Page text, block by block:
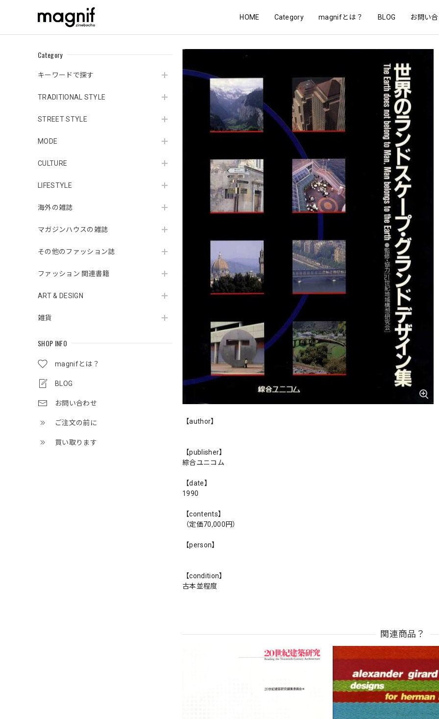
HOME Category magnifとは？ BLOG お問い
Category
キーワードで探す
TRADITIONAL STYLE
STREET STYLE
MODE
CULTURE
LIFESTYLE
海外の雑誌
マガジンハウスの雑誌
その他のファッション誌
ファッション 関連書籍
ART & DESIGN
雑貨
SHOP INFO
magnifとは？
BLOG
お問い合わせ
ご注文の前に
買い取ります
【author】
【publisher】
綜合ユニコム
【date】
1990
【contents】
（定価70,000円）
【person】
【condition】
古本並程度
関連商品？